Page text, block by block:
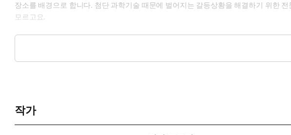
장소를 배경으로 합니다. 첨단 과학기술 때문에 벌어지는 갈등상황을 해결하기 위한
모르고요.
시시비비를 가리기 위한 열띤 논쟁을 주고받습니다. 그럴듯한 상상과 진짜 현실이 어
작가